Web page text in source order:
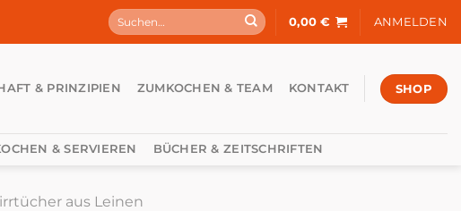
Suchen
nach:
0,00€ ANMELDEN
& PRINZIPIEN ZUMKOCHEN & TEAM KONTAKT SHOP
& SERVIEREN BÜCHER & ZEITSCHRIFTEN
aus Leinen